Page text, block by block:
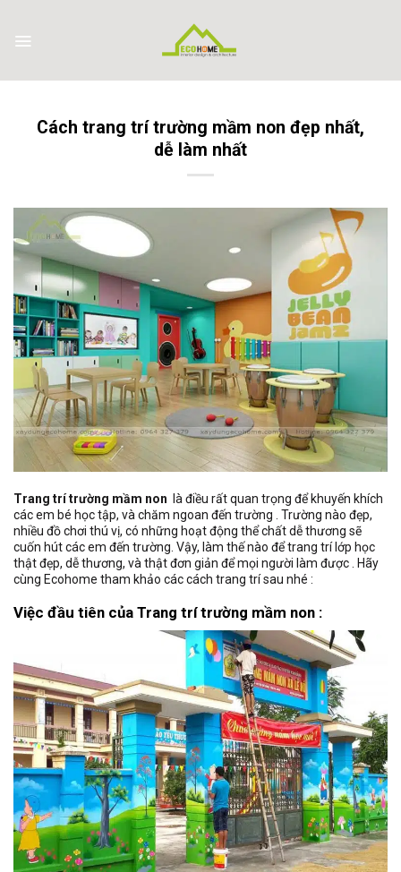
content
Cách trang trí trường mầm non đẹp nhất,
dễ làm nhất
Trang trí trường mầm non là điều rất quan trọng để khuyến khích
các em bé học tập, và chăm ngoan đến trường . Trường nào đẹp,
nhiều đồ chơi thú vị, có những hoạt động thể chất dễ thương sẽ
cuốn hút các em đến trường. Vậy, làm thế nào để trang trí lớp học
thật đẹp, dễ thương, và thật đơn giản để mọi người làm được . Hãy
cùng Ecohome tham khảo các cách trang trí sau nhé :
Việc đầu tiên của Trang trí trường mầm non :